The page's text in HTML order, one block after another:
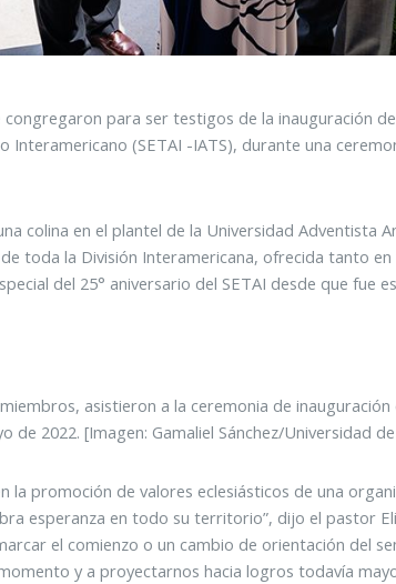
para ser testigos de la inauguración
(SETAI -IATS), durante una
colina en el plantel de la Universidad Adventista
toda la División Interamericana, ofrecida tanto
del 25° aniversario del SETAI desde que fue
asistieron a la ceremonia de
de 2022. [Imagen: Gamaliel Sánchez/Universidad
la promoción de valores eclesiásticos de una
esperanza en todo su territorio”, dijo el pastor
el comienzo o un cambio de orientación del
y a proyectarnos hacia logros todavía